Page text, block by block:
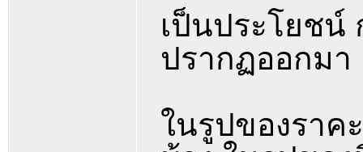
เป็นประโยชน์
ปรากฏออกมา
ในรูปของราค